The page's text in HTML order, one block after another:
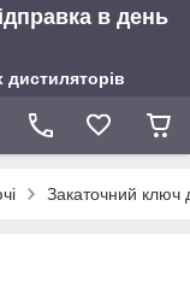
в день
дистиляторів
Закаточний ключ